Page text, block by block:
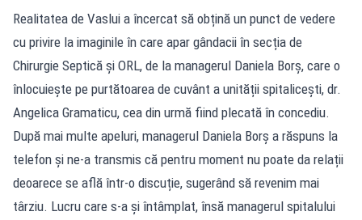
Realitatea de Vaslui a încercat să obțină un punct de vedere
cu privire la imaginile în care apar gândacii în secția de
Chirurgie Septică și ORL, de la managerul Daniela Borș, care o
înlocuiește pe purtătoarea de cuvânt a unității spitalicești, dr.
Angelica Gramaticu, cea din urmă fiind plecată în concediu.
După mai multe apeluri, managerul Daniela Borș a răspuns la
telefon și ne-a transmis că pentru moment nu poate da relații
deoarece se află într-o discuție, sugerând să revenim mai
târziu. Lucru care s-a și întâmplat, însă managerul spitalului